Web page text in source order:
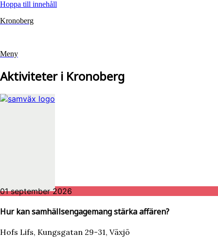
Hoppa till innehåll
Kronoberg
Meny
Aktiviteter i Kronoberg
01 september 2026
Hur kan samhällsengagemang stärka affären?
Hofs Lifs, Kungsgatan 29-31, Växjö